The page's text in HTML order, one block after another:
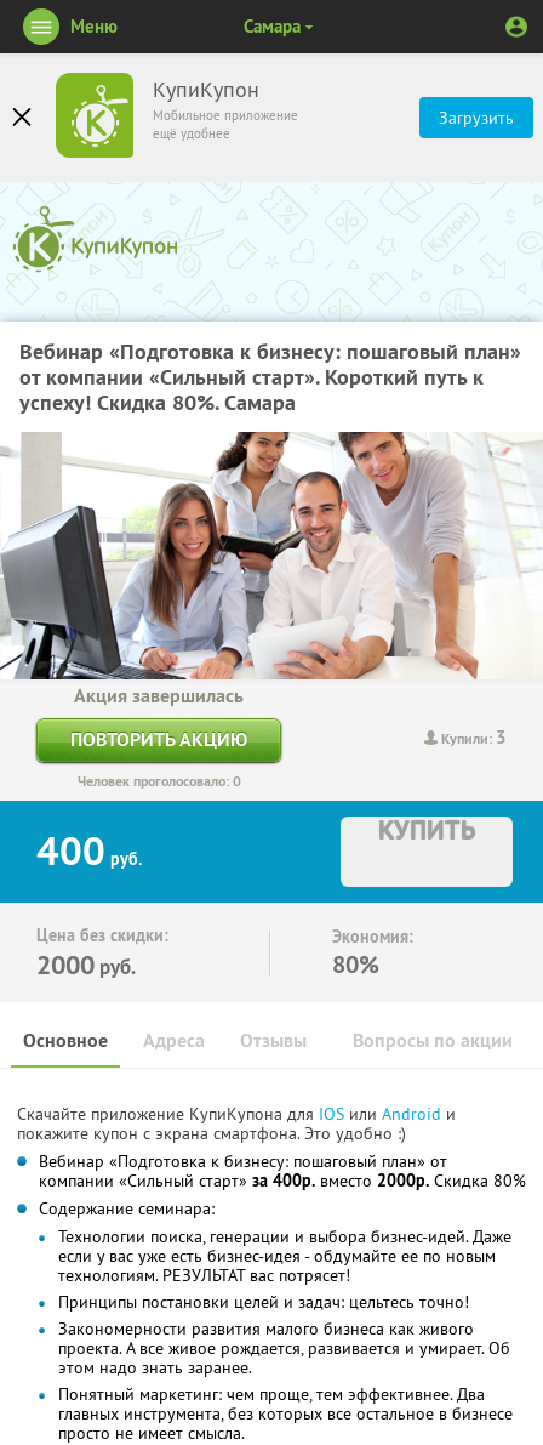
КупиКупон
Мобильное приложение
ещё удобнее
Загрузить
Меню Самара
Вебинар «Подготовка к бизнесу: пошаговый план»
от компании «Сильный старт». Короткий путь к
успеху! Скидка 80%. Самара
Купили: 3
Акция завершилась
ПОВТОРИТЬ АКЦИЮ
Человек проголосовало: 0
400 руб.
КУПИТЬ
Цена без скидки:
2000 руб.
Экономия:
80%
Основное Отзывы Вопросы по акции
Адреса
Скачайте приложение КупиКупона для IOS или Android и
покажите купон с экрана смартфона. Это удобно :)
Вебинар «Подготовка к бизнесу: пошаговый план» от
компании «Сильный старт» за 400р. вместо 2000р. Скидка 80%
Содержание семинара:
Технологии поиска, генерации и выбора бизнес-идей. Даже
если у вас уже есть бизнес-идея - обдумайте ее по новым
технологиям. РЕЗУЛЬТАТ вас потрясет!
Принципы постановки целей и задач: цельтесь точно!
Закономерности развития малого бизнеса как живого
проекта. А все живое рождается, развивается и умирает. Об
этом надо знать заранее.
Понятный маркетинг: чем проще, тем эффективнее. Два
главных инструмента, без которых все остальное в бизнесе
просто не имеет смысла.